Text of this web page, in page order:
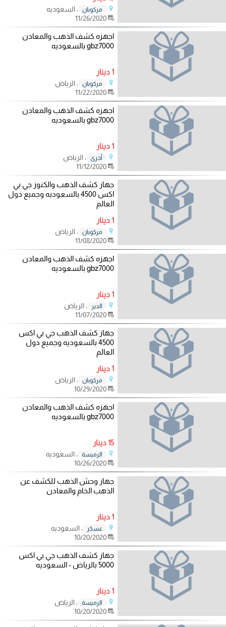
مركوبان
، السعوديه
11/26/2020
اجهزه كشف الذهب والمعادن
gbz7000 بالسعوديه
1 دينار
مركوبان
، الرياض
11/22/2020
اجهزه كشف الذهب والمعادن
gbz7000 بالسعوديه
1 دينار
أخرى
، الرياض
11/12/2020
جهاز كشف الذهب والكنوز جي بي
اكس 4500 بالسعوديه وجميع دول
العالم
1 دينار
مركوبان
، الرياض
11/08/2020
اجهزه كشف الذهب والمعادن
gbz7000 بالسعوديه
1 دينار
الدير
، الرياض
11/07/2020
جهاز كشف الذهب جي بي اكس
4500 بالسعوديه وجميع دول
العالم
1 دينار
مركوبان
، الرياض
10/29/2020
اجهزه كشف الذهب والمعادن
gbz7000 بالسعوديه
15 دينار
الرميسة
، السعوديه
10/26/2020
جهاز وحش الذهب للكشف عن
الذهب الخام والمعادن
1 دينار
عسكر
، السعوديه
10/20/2020
جهاز كشف الذهب جي بي اكس
5000 بالرياض - السعوديه
1 دينار
الرميسة
، الرياض
10/20/2020